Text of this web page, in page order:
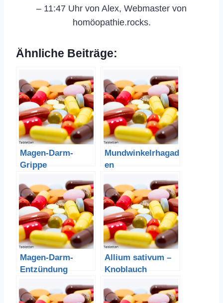
– 11:47 Uhr von Alex, Webmaster von
homöopathie.rocks.
Ähnliche Beiträge:
Magen-Darm-
Grippe
Mundwinkelrhagad
en
Magen-Darm-
Entzündung
Allium sativum –
Knoblauch